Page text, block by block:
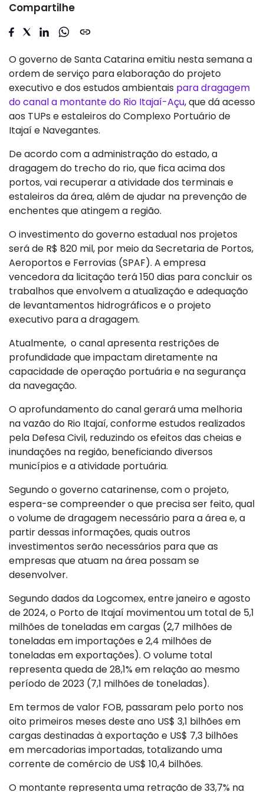
Compartilhe
O governo de Santa Catarina emitiu nesta semana a
ordem de serviço para elaboração do projeto
executivo e dos estudos ambientais para dragagem
do canal a montante do Rio Itajaí-Açu, que dá acesso
aos TUPs e estaleiros do Complexo Portuário de
Itajaí e Navegantes.
De acordo com a administração do estado, a
dragagem do trecho do rio, que fica acima dos
portos, vai recuperar a atividade dos terminais e
estaleiros da área, além de ajudar na prevenção de
enchentes que atingem a região.
O investimento do governo estadual nos projetos
será de R$ 820 mil, por meio da Secretaria de Portos,
Aeroportos e Ferrovias (SPAF). A empresa
vencedora da licitação terá 150 dias para concluir os
trabalhos que envolvem a atualização e adequação
de levantamentos hidrográficos e o projeto
executivo para a dragagem.
Atualmente, o canal apresenta restrições de
profundidade que impactam diretamente na
capacidade de operação portuária e na segurança
da navegação.
O aprofundamento do canal gerará uma melhoria
na vazão do Rio Itajaí, conforme estudos realizados
pela Defesa Civil, reduzindo os efeitos das cheias e
inundações na região, beneficiando diversos
municípios e a atividade portuária.
Segundo o governo catarinense, com o projeto,
espera-se compreender o que precisa ser feito, qual
o volume de dragagem necessário para a área e, a
partir dessas informações, quais outros
investimentos serão necessários para que as
empresas que atuam na área possam se
desenvolver.
Segundo dados da Logcomex, entre janeiro e agosto
de 2024, o Porto de Itajaí movimentou um total de 5,1
milhões de toneladas em cargas (2,7 milhões de
toneladas em importações e 2,4 milhões de
toneladas em exportações). O volume total
representa queda de 28,1% em relação ao mesmo
período de 2023 (7,1 milhões de toneladas).
Em termos de valor FOB, passaram pelo porto nos
oito primeiros meses deste ano US$ 3,1 bilhões em
cargas destinadas à exportação e US$ 7,3 bilhões
em mercadorias importadas, totalizando uma
corrente de comércio de US$ 10,4 bilhões.
O montante representa uma retração de 33,7% na